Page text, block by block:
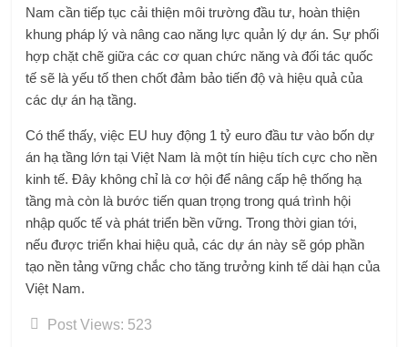
Nam cần tiếp tục cải thiện môi trường đầu tư, hoàn thiện
khung pháp lý và nâng cao năng lực quản lý dự án. Sự phối
hợp chặt chẽ giữa các cơ quan chức năng và đối tác quốc
tế sẽ là yếu tố then chốt đảm bảo tiến độ và hiệu quả của
các dự án hạ tầng.
Có thể thấy, việc EU huy động 1 tỷ euro đầu tư vào bốn dự
án hạ tầng lớn tại Việt Nam là một tín hiệu tích cực cho nền
kinh tế. Đây không chỉ là cơ hội để nâng cấp hệ thống hạ
tầng mà còn là bước tiến quan trọng trong quá trình hội
nhập quốc tế và phát triển bền vững. Trong thời gian tới,
nếu được triển khai hiệu quả, các dự án này sẽ góp phần
tạo nền tảng vững chắc cho tăng trưởng kinh tế dài hạn của
Việt Nam.
Post Views: 523